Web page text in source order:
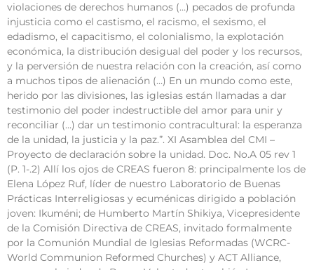
violaciones de derechos humanos (…) pecados de profunda
injusticia como el castismo, el racismo, el sexismo, el
edadismo, el capacitismo, el colonialismo, la explotación
económica, la distribución desigual del poder y los recursos,
y la perversión de nuestra relación con la creación, así como
a muchos tipos de alienación (…) En un mundo como este,
herido por las divisiones, las iglesias están llamadas a dar
testimonio del poder indestructible del amor para unir y
reconciliar (…) dar un testimonio contracultural: la esperanza
de la unidad, la justicia y la paz.”. XI Asamblea del CMI –
Proyecto de declaración sobre la unidad. Doc. No.A 05 rev 1
(P. 1-.2) Allí los ojos de CREAS fueron 8: principalmente los de
Elena López Ruf, líder de nuestro Laboratorio de Buenas
Prácticas Interreligiosas y ecuménicas dirigido a población
joven: Ikuméni; de Humberto Martín Shikiya, Vicepresidente
de la Comisión Directiva de CREAS, invitado formalmente
por la Comunión Mundial de Iglesias Reformadas (WCRC-
World Communion Reformed Churches) y ACT Alliance,